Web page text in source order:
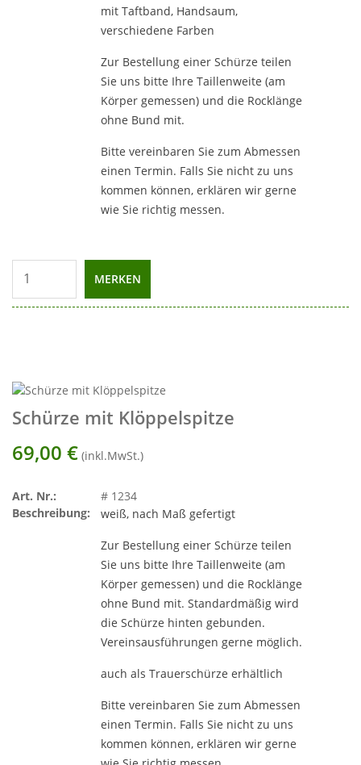
mit Taftband, Handsaum,
verschiedene Farben
Zur Bestellung einer Schürze teilen
Sie uns bitte Ihre Taillenweite (am
Körper gemessen) und die Rocklänge
ohne Bund mit.
Bitte vereinbaren Sie zum Abmessen
einen Termin. Falls Sie nicht zu uns
kommen können, erklären wir gerne
wie Sie richtig messen.
MERKEN
Schürze mit Klöppelspitze
69,00 € (inkl.MwSt.)
Art. Nr.:
# 1234
Beschreibung:
weiß, nach Maß gefertigt
Zur Bestellung einer Schürze teilen
Sie uns bitte Ihre Taillenweite (am
Körper gemessen) und die Rocklänge
ohne Bund mit. Standardmäßig wird
die Schürze hinten gebunden.
Vereinsausführungen gerne möglich.
auch als Trauerschürze erhältlich
Bitte vereinbaren Sie zum Abmessen
einen Termin. Falls Sie nicht zu uns
kommen können, erklären wir gerne